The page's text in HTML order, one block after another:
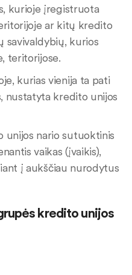
kurioje įregistruota
ar kitų kredito
savivaldybių, kurios
teritorijose.
kurias vienija ta pati
nustatyta kredito unijos
unijos nario sutuoktinis
vaikas (įvaikis),
į aukščiau nurodytus
kredito unijos